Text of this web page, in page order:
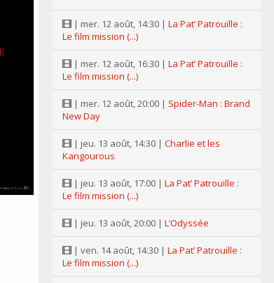
| mer. 12 août, 14:30 | La Pat’ Patrouille :
Le film mission (...)
| mer. 12 août, 16:30 | La Pat’ Patrouille :
Le film mission (...)
| mer. 12 août, 20:00 | Spider-Man : Brand
New Day
| jeu. 13 août, 14:30 | Charlie et les
Kangourous
| jeu. 13 août, 17:00 | La Pat’ Patrouille :
Le film mission (...)
| jeu. 13 août, 20:00 | L’Odyssée
| ven. 14 août, 14:30 | La Pat’ Patrouille :
Le film mission (...)